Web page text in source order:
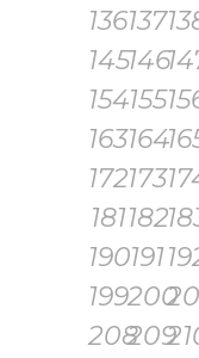
136137
145146
154155
163164
172173
181182
190191
199200
208209